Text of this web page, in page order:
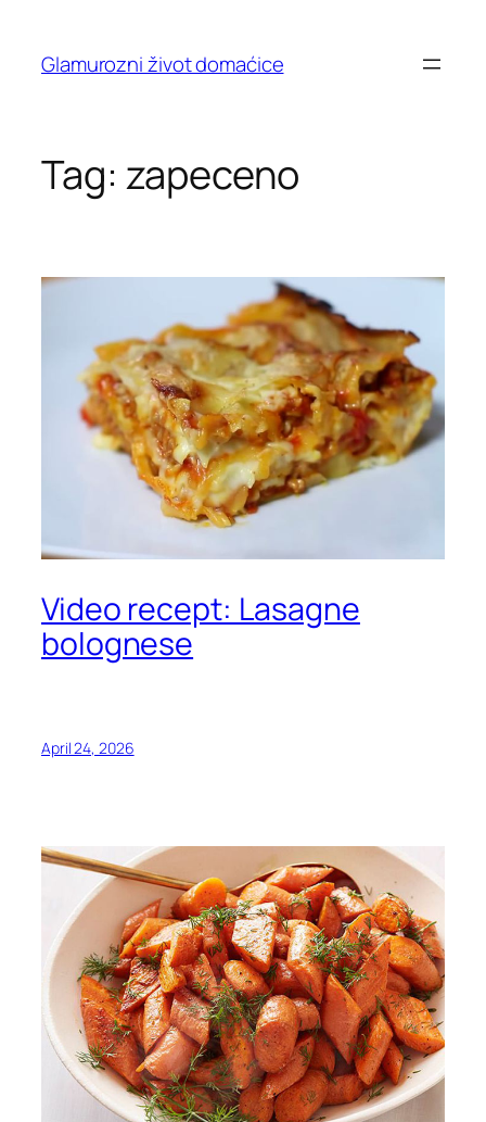
content
Glamurozni život domaćice
Tag: zapeceno
Video recept: Lasagne
bolognese
April 24, 2026